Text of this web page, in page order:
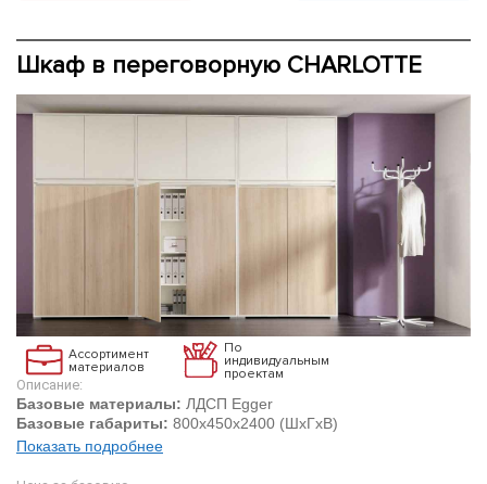
Шкаф в переговорную CHARLOTTE
Ассортимент
материалов
По
индивидуальным
проектам
Описание:
Базовые материалы: ЛДСП Egger
Базовые габариты: 800х450х2400 (ШхГхВ)
Показать подробнее